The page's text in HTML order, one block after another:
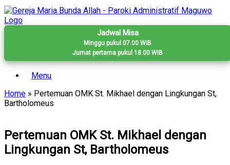
Skip
to
content
Jadwal Misa
Minggu pukul 07.00 WIB
Jumat pertama pukul 18.00 WIB
Menu
Home » Pertemuan OMK St. Mikhael dengan Lingkungan St,
Bartholomeus
Pertemuan OMK St. Mikhael dengan
Lingkungan St, Bartholomeus